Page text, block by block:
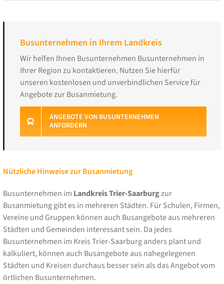
Busunternehmen in Ihrem Landkreis
Wir helfen Ihnen Busunternehmen Busunternehmen in
Ihrer Region zu kontaktieren. Nutzen Sie hierfür
unseren kostenlosen und unverbindlichen Service für
Angebote zur Busanmietung.
ANGEBOTE VON BUSUNTERNEHMEN
ANFORDERN
Nützliche Hinweise zur Busanmietung
Busunternehmen im Landkreis Trier-Saarburgzur
Busanmietung gibt es in mehreren Städten. Für Schulen, Firmen,
Vereine und Gruppen können auch Busangebote aus mehreren
Städten und Gemeinden interessant sein. Da jedes
Busunternehmen im Kreis Trier-Saarburg anders plant und
kalkuliert, können auch Busangebote aus nahegelegenen
Städten und Kreisen durchaus besser sein als das Angebot vom
örtlichen Busunternehmen.